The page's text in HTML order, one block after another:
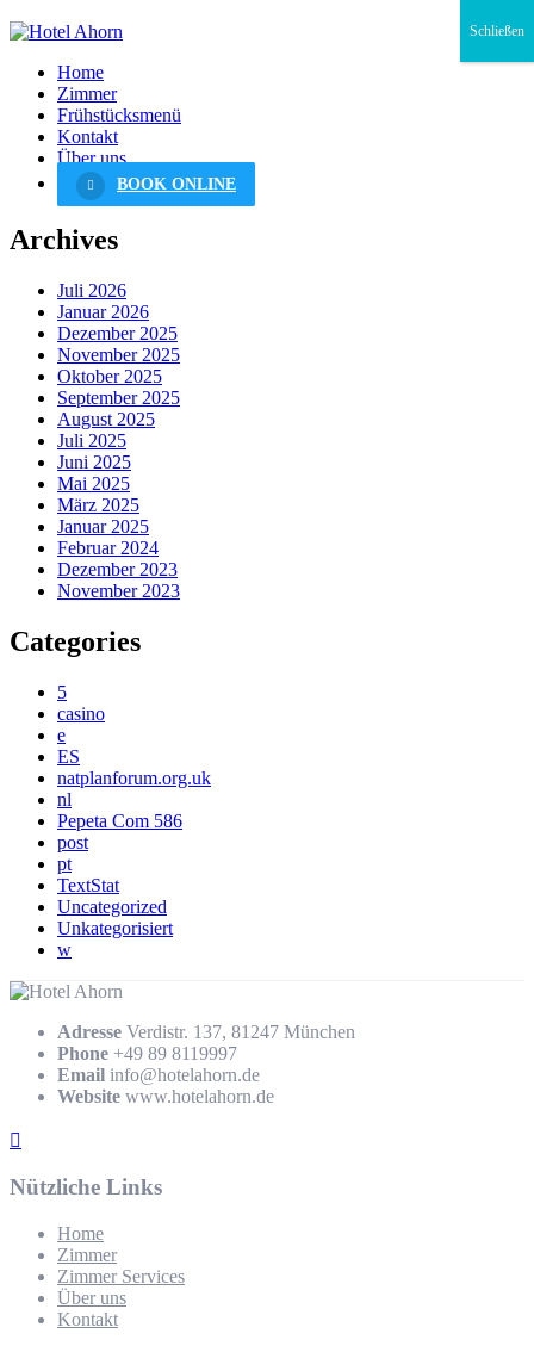
Home
Zimmer
Frühstücksmenü
Kontakt
Über uns
BOOK ONLINE
Archives
Juli 2026
Januar 2026
Dezember 2025
November 2025
Oktober 2025
September 2025
August 2025
Juli 2025
Juni 2025
Mai 2025
März 2025
Januar 2025
Februar 2024
Dezember 2023
November 2023
Categories
5
casino
e
ES
natplanforum.org.uk
nl
Pepeta Com 586
post
pt
TextStat
Uncategorized
Unkategorisiert
w
Adresse Verdistr. 137, 81247 München
Phone +49 89 8119997
Email info@hotelahorn.de
Website www.hotelahorn.de
Nützliche Links
Home
Zimmer
Zimmer Services
Über uns
Kontakt
Schließen